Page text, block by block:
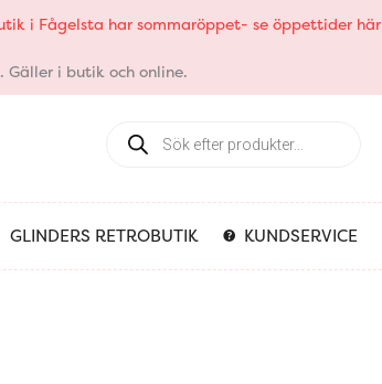
i Fågelsta har sommaröppet- se öppettider här
i butik och online.
search
GLINDERS RETROBUTIK KUNDSERVICE